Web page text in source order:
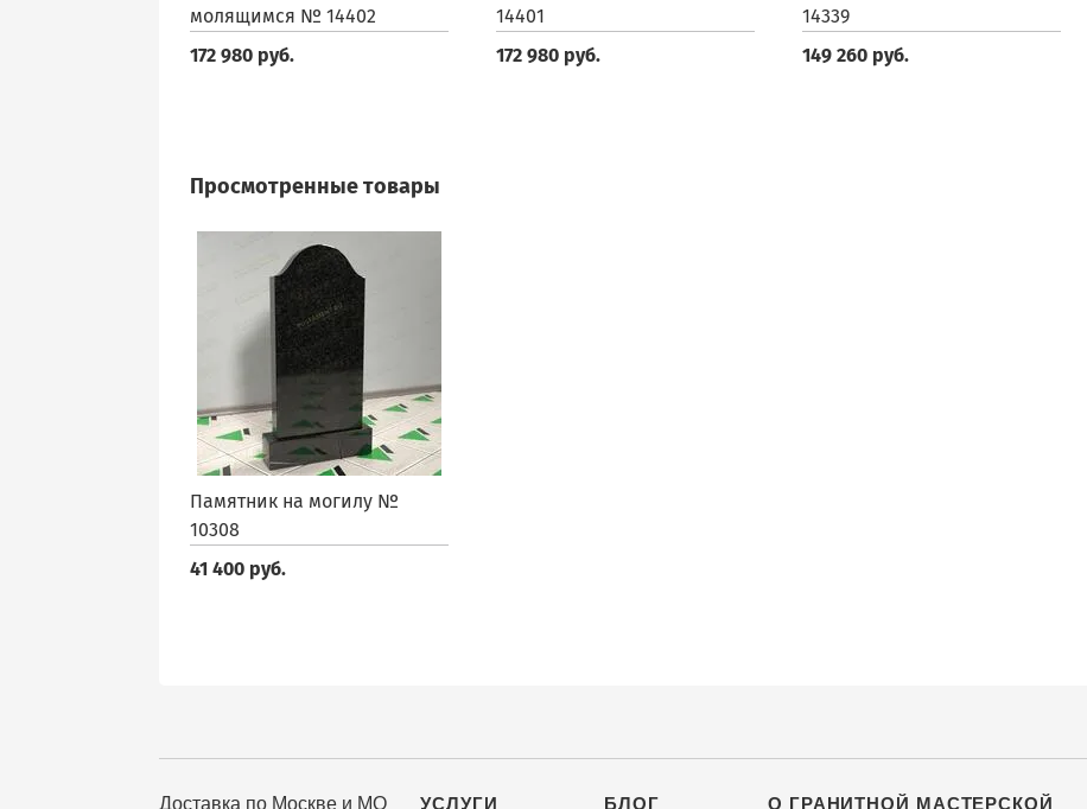
молящимся № 14402
172 980 руб.
14401
172 980 руб.
14339
149 260 руб.
Просмотренные товары
Памятник на могилу №
10308
41 400 руб.
Доставка по Москве и МО УСЛУГИ БЛОГ О ГРАНИТНОЙ МАСТЕРСКОЙ